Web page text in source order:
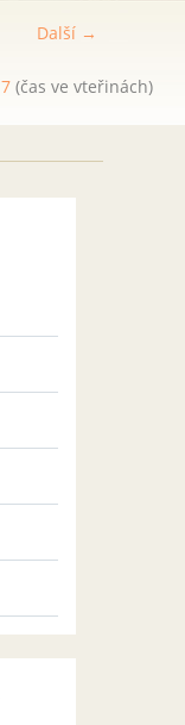
Další →
7 (čas ve vteřinách)